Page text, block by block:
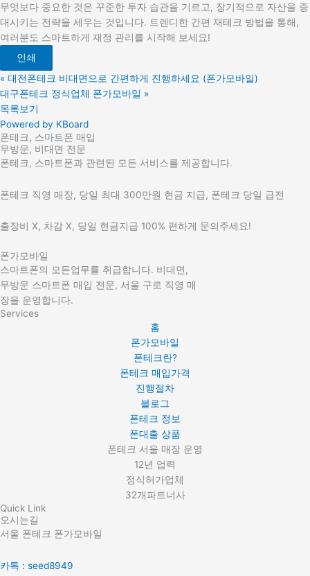
무엇보다 중요한 것은 꾸준한 투자 습관을 기르고, 장기적으로 자산을 증
대시키는 전략을 세우는 것입니다. 트렌디한 간편 재테크 방법을 통해,
여러분도 스마트하게 재정 관리를 시작해 보세요!
인쇄
« 대전폰테크 비대면으로 간편하게 진행하세요 (폰가모바일)
대구폰테크 정식업체 폰가모바일 »
목록보기
Powered by KBoard
폰테크, 스마트폰 매입
무방문, 비대면 전문
폰테크, 스마트폰과 관련된 모든 서비스를 제공합니다.
폰테크 직영 매장, 당일 최대 300만원 현금 지급, 폰테크 당일 급전
출장비 X, 차감 X, 당일 현금지급 100% 편하게 문의주세요!
폰가모바일
스마트폰의 모든업무를 취급합니다. 비대면,
무방문 스마트폰 매입 전문, 서울 구로 직영 매
장을 운영합니다.
Services
홈
폰가모바일
폰테크란?
폰테크 매입가격
진행절차
블로그
폰테크 정보
폰대출 상품
폰테크 서울 매장 운영
12년 업력
정식허가업체
32개파트너사
Quick Link
오시는길
서울 폰테크 폰가모바일
카톡 : seed8949